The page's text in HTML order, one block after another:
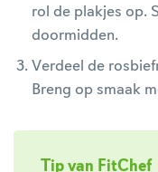
rol de plakjes op.
doormidden.
Verdeel de
Breng op smaak
Tip van FitChef